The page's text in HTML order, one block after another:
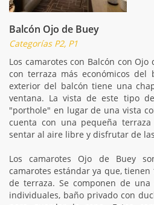
Balcón Ojo de Buey
Categorías P2, P1
Los camarotes con Balcón con
con terraza más económicos
exterior del balcón tiene una
ventana. La vista de este tipo
"porthole" en lugar de una vista
cuenta con una pequeña
sentar al aire libre y disfrutar de
Los camarotes Ojo de Buey
camarotes estándar ya que, tienen
de terraza. Se componen de
individuales, baño privado con